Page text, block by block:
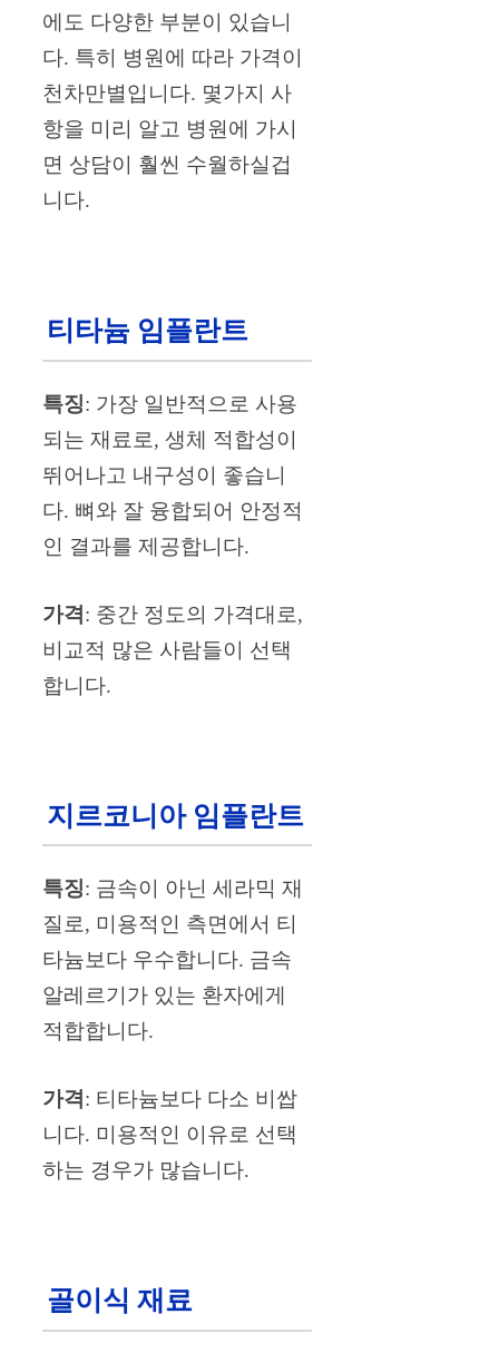
에도 다양한 부분이 있습니
다. 특히 병원에 따라 가격이
천차만별입니다. 몇가지 사
항을 미리 알고 병원에 가시
면 상담이 훨씬 수월하실겁
니다.
티타늄 임플란트
특징: 가장 일반적으로 사용
되는 재료로, 생체 적합성이
뛰어나고 내구성이 좋습니
다. 뼈와 잘 융합되어 안정적
인 결과를 제공합니다.
가격 : 중간 정도의 가격대로,
비교적 많은 사람들이 선택
합니다.
지르코니아 임플란트
특징: 금속이 아닌 세라믹 재
질로, 미용적인 측면에서 티
타늄보다 우수합니다. 금속
알레르기가 있는 환자에게
적합합니다.
가격 : 티타늄보다 다소 비쌉
니다. 미용적인 이유로 선택
하는 경우가 많습니다.
골이식 재료